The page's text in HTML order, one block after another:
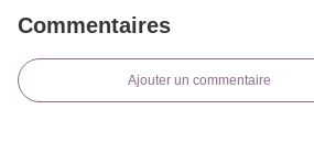
Commentaires
Ajouter un commentaire